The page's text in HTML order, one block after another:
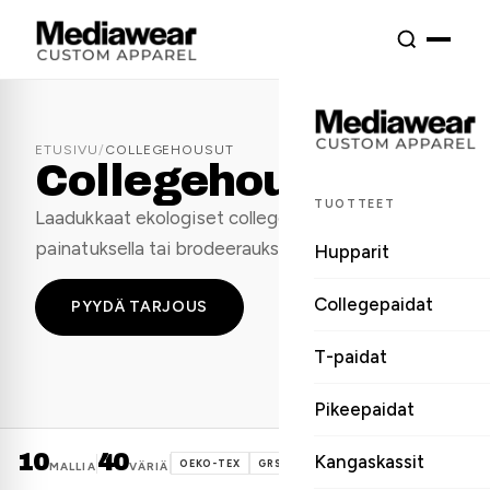
TUOTTEET
Hupparit
Collegepaidat
T-paidat
Pikeepaidat
Kangaskassit
ETUSIVU / COLLEGEHOUSUT
Collegehousut
Laadukkaat ekologiset collegehousut omalla
painatuksella tai brodeerauksella.
PYYDÄ TARJOUS
10MALLIA40VÄRIÄ OEKO-TEX GRS PYYDÄ TARJOUS →